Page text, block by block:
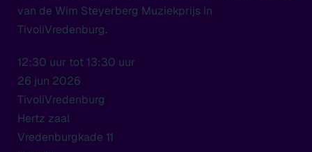
van de Wim Steyerberg Muziekprijs in
TivoliVredenburg.
12:30 uur tot 13:30 uur
26 jun 2026
TivoliVredenburg
Hertz zaal
Vredenburgkade 11